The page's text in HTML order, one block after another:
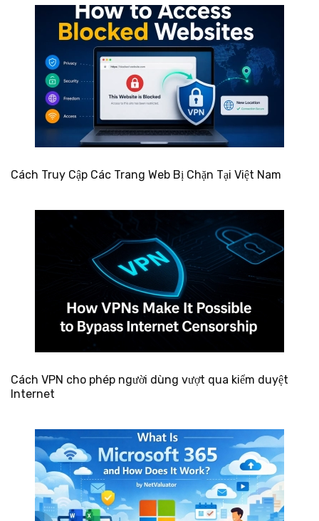
Cách Truy Cập Các Trang Web Bị Chặn Tại Việt Nam
Cách VPN cho phép người dùng vượt qua kiểm duyệt
Internet